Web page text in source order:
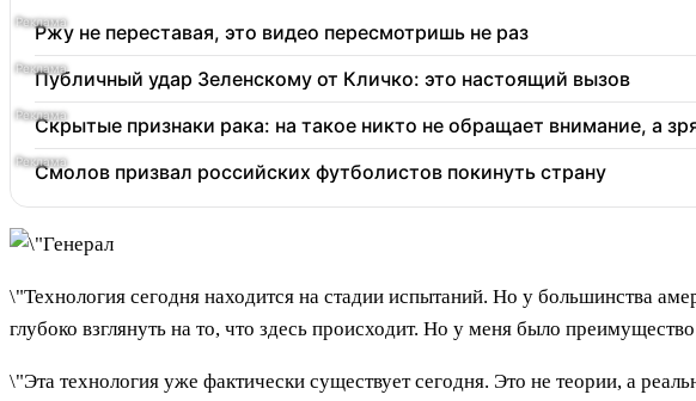
Ржу не переставая, это видео пересмотришь не раз
Публичный удар Зеленскому от Кличко: это настоящий вызов
Скрытые признаки рака: на такое никто не обращает внимание, а
Смолов призвал российских футболистов покинуть страну
\"Технология сегодня находится на стадии испытаний. Но у большинства
глубоко взглянуть на то, что здесь происходит. Но у меня было
\"Эта технология уже фактически существует сегодня. Это не теории, а